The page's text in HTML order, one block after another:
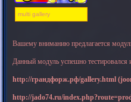
multi gallery
Вашему вниманию предлагается
Данный модуль успешно тестировался
http://грандфорж.рф/gallery.html
http://jado74.ru/